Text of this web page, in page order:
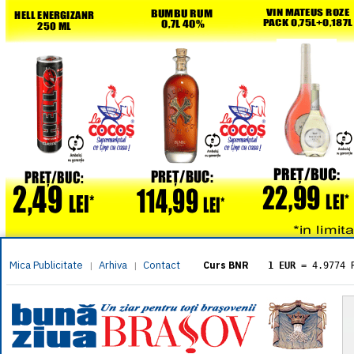
Mica Publicitate | Arhiva | Contact Curs BNR 1 EUR = 4.9774
= 5.8304
1 XAU= 464.4611
1 AED= 1.1933
1 AUD= 2.7957
1 BGN= 2.5449